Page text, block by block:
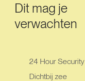
Dit mag je
verwachten
24 Hour Security
Dichtbij zee